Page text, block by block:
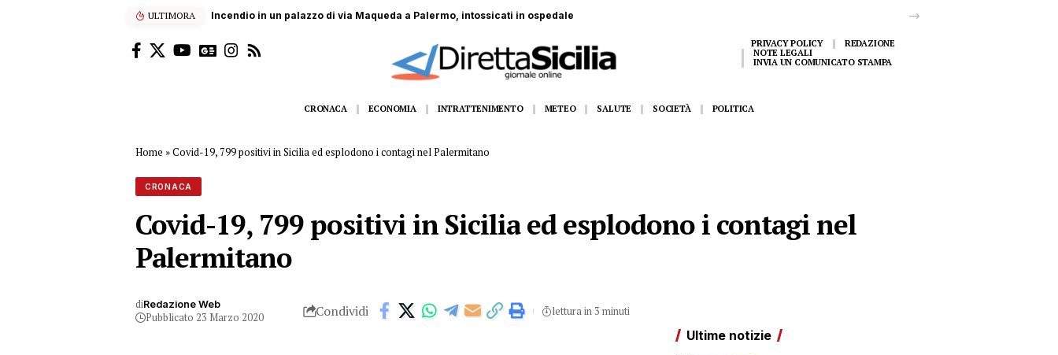
ULTIMORA Gangi, 78enne muore incornato da un toro in un’azienda agricola
PRIVACY POLICY
REDAZIONE
NOTE LEGALI
INVIA UN COMUNICATO STAMPA
CRONACA ECONOMIA INTRATTENIMENTO METEO SALUTE SOCIETÀ POLITICA
Home »Covid-19, 799 positivi in Sicilia ed esplodono i contagi nel Palermitano
CRONACA
Covid-19, 799 positivi in Sicilia ed esplodono i contagi nel
Palermitano
diRedazione Web
Pubblicato 23 Marzo 2020 Condividi lettura in 3 minuti
Ultime notizie